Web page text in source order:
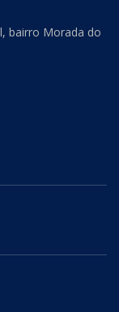
bairro Morada do